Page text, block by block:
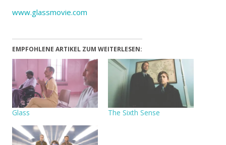
www.glassmovie.com
EMPFOHLENE ARTIKEL ZUM WEITERLESEN:
Glass The Sixth Sense